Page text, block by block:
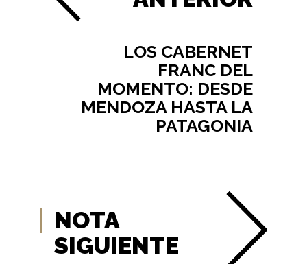
LOS CABERNET
FRANC DEL
MOMENTO: DESDE
MENDOZA HASTA LA
PATAGONIA
NOTA
SIGUIENTE